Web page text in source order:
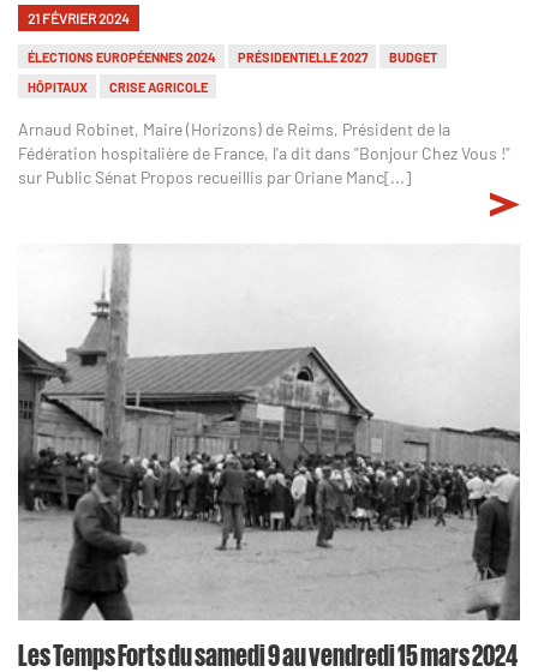
21 FÉVRIER 2024
ÉLECTIONS EUROPÉENNES 2024 PRÉSIDENTIELLE 2027
BUDGET
HÔPITAUX
CRISE AGRICOLE
Arnaud Robinet, Maire (Horizons) de Reims, Président de la
Fédération hospitalière de France, l'a dit dans "Bonjour Chez Vous !"
sur Public Sénat Propos recueillis par Oriane Manc[...]
Les Temps Forts du samedi 9 au vendredi 15 mars 2024